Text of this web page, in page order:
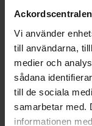
Vi använder
till användarna,
medier och
sådana
till de sociala
samarbetar med.
informationen
Office + 46 8
Background
2023–
Lawyer,
2018–2023